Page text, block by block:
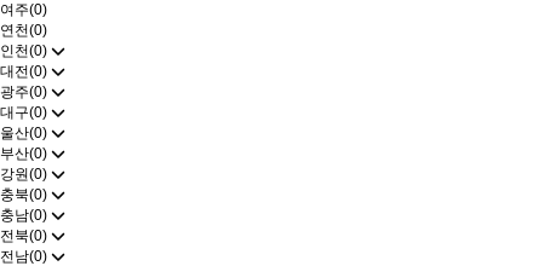
여주(0)
연천(0)
인천(0)
대전(0)
광주(0)
대구(0)
울산(0)
부산(0)
강원(0)
충북(0)
충남(0)
전북(0)
전남(0)